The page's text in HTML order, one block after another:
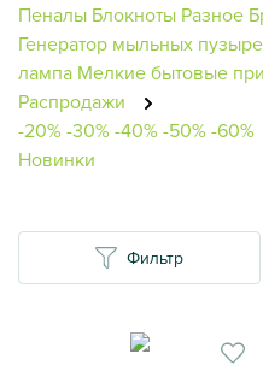
Фильтр
Пеналы Блокноты Разное
Генератор мыльных
лампа Мелкие бытовые
Распродажи
-20%-30%-40%-50%-60%
Новинки